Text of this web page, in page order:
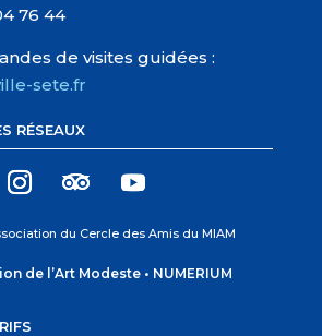
76 44
de visites guidées :
sete.fr
RÉSEAUX
du Cercle des Amis du MIAM
de l’Art Modeste • NUMERIUM